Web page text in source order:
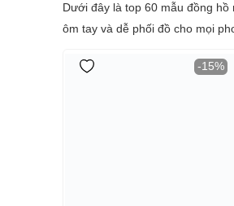
Dưới đây là top 60 mẫu đồng
ôm tay và dễ phối đồ cho mọi
-15%